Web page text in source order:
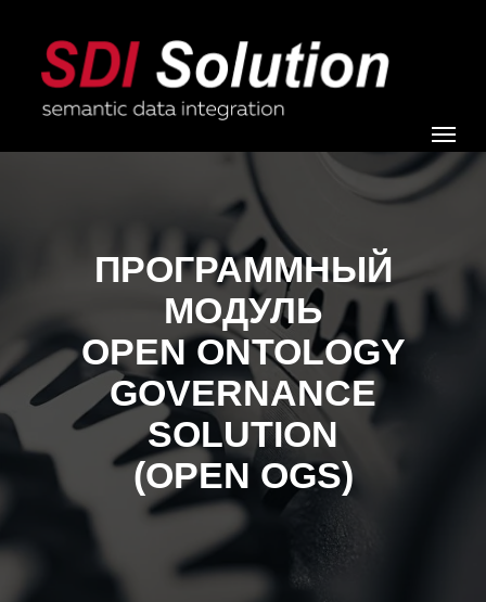
ПРОГРАММНЫЙ
МОДУЛЬ
OPEN ONTOLOGY
GOVERNANCE
SOLUTION
(OPEN OGS)